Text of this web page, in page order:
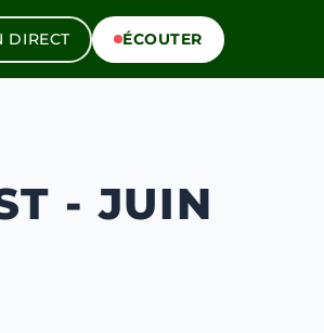
DIRECT ÉCOUTER
- JUIN